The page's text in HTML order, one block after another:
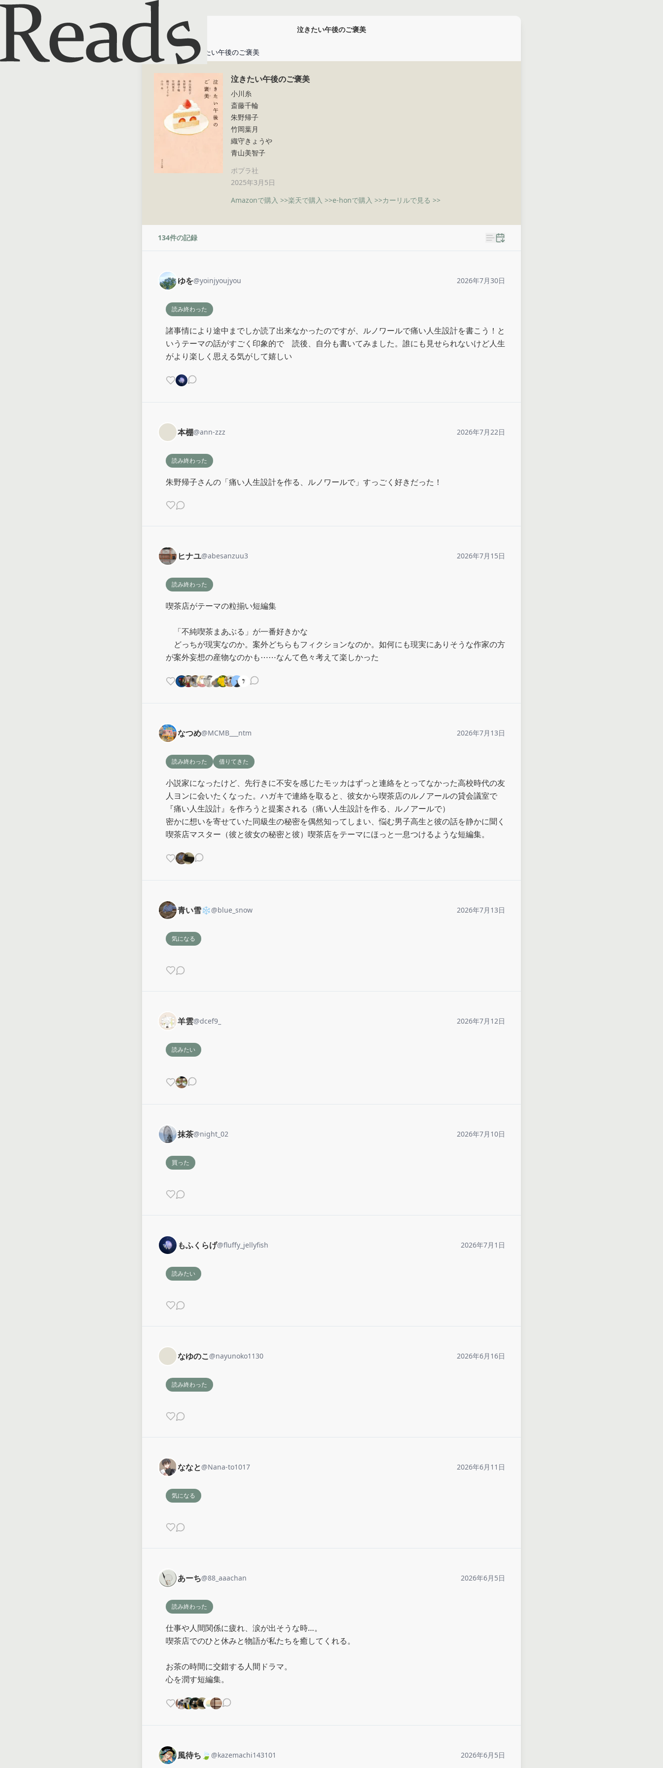
泣きたい午後のご褒美
泣きたい午後のご褒美
泣きたい午後のご褒美
小川糸
斎藤千輪
朱野帰子
竹岡葉月
織守きょうや
青山美智子
ポプラ社
2025年3月5日
Amazonで購入 >>楽天で購入 >>e-honで購入 >>カーリルで見る >>
134件の記録
ゆを@yoinjyoujyou 2026年7月30日
読み終わった
諸事情により途中までしか読了出来なかったのですが、ルノワールで痛い人生設計を書こう！と
いうテーマの話がすごく印象的で　読後、自分も書いてみました。誰にも見せられないけど人生
がより楽しく思える気がして嬉しい
本棚@ann-zzz 2026年7月22日
読み終わった
朱野帰子さんの「痛い人生設計を作る、ルノワールで」すっごく好きだった！
ヒナユ@abesanzuu3 2026年7月15日
読み終わった
喫茶店がテーマの粒揃い短編集
「不純喫茶まあぶる」が一番好きかな
どっちが現実なのか。案外どちらもフィクションなのか。如何にも現実にありそうな作家の方
が案外妄想の産物なのかも⋯⋯なんて色々考えて楽しかった
なつめ@MCMB___ntm 2026年7月13日
読み終わった 借りてきた
小説家になったけど、先行きに不安を感じたモッカはずっと連絡をとってなかった高校時代の友
人ヨンに会いたくなった。ハガキで連絡を取ると、彼女から喫茶店のルノアールの貸会議室で
『痛い人生設計』を作ろうと提案される（痛い人生設計を作る、ルノアールで）
密かに想いを寄せていた同級生の秘密を偶然知ってしまい、悩む男子高生と彼の話を静かに聞く
喫茶店マスター（彼と彼女の秘密と彼）喫茶店をテーマにほっと一息つけるような短編集。
青い雪❄️@blue_snow 2026年7月13日
気になる
羊雲@dcef9_ 2026年7月12日
読みたい
抹茶@night_02 2026年7月10日
買った
もふくらげ@fluffy_jellyfish 2026年7月1日
読みたい
なゆのこ@nayunoko1130 2026年6月16日
読み終わった
ななと@Nana-to1017 2026年6月11日
気になる
あーち@88_aaachan 2026年6月5日
読み終わった
仕事や人間関係に疲れ、涙が出そうな時…。
喫茶店でのひと休みと物語が私たちを癒してくれる。
お茶の時間に交錯する人間ドラマ。
心を潤す短編集。
風待ち🍃 @kazemachi143101 2026年6月5日